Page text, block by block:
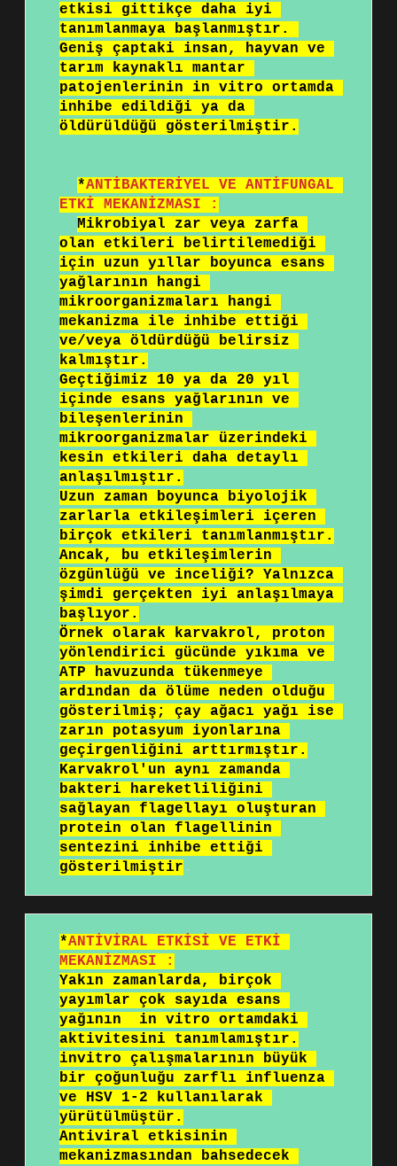
etkisi gittikçe daha iyi
tanımlanmaya başlanmıştır.
Geniş çaptaki insan, hayvan ve
tarım kaynaklı mantar
patojenlerinin in vitro ortamda
inhibe edildiği ya da
öldürüldüğü gösterilmiştir.
*ANTİBAKTERİYEL VE ANTİFUNGAL
ETKİ MEKANİZMASI :
Mikrobiyal zar veya zarfa
olan etkileri belirtilemediği
için uzun yıllar boyunca esans
yağlarının hangi
mikroorganizmaları hangi
mekanizma ile inhibe ettiği
ve/veya öldürdüğü belirsiz
kalmıştır.
Geçtiğimiz 10 ya da 20 yıl
içinde esans yağlarının ve
bileşenlerinin
mikroorganizmalar üzerindeki
kesin etkileri daha detaylı
anlaşılmıştır.
Uzun zaman boyunca biyolojik
zarlarla etkileşimleri içeren
birçok etkileri tanımlanmıştır.
Ancak, bu etkileşimlerin
özgünlüğü ve inceliği? Yalnızca
şimdi gerçekten iyi anlaşılmaya
başlıyor.
Örnek olarak karvakrol, proton
yönlendirici gücünde yıkıma ve
ATP havuzunda tükenmeye
ardından da ölüme neden olduğu
gösterilmiş; çay ağacı yağı ise
zarın potasyum iyonlarına
geçirgenliğini arttırmıştır.
Karvakrol'un aynı zamanda
bakteri hareketliliğini
sağlayan flagellayı oluşturan
protein olan flagellinin
sentezini inhibe ettiği
gösterilmiştir .
*ANTİVİRAL ETKİSİ VE ETKİ
MEKANİZMASI :
Yakın zamanlarda, birçok
yayımlar çok sayıda esans
yağının  in vitro ortamdaki
aktivitesini tanımlamıştır.
invitro çalışmalarının büyük
bir çoğunluğu zarflı influenza
ve HSV 1-2 kullanılarak
yürütülmüştür.
Antiviral etkisinin
mekanizmasından bahsedecek